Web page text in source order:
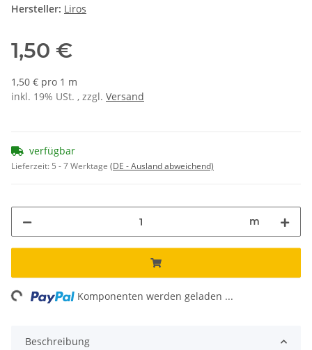
Hersteller: Liros
1,50 €
1,50 € pro 1 m
inkl. 19% USt. , zzgl. Versand
verfügbar
Lieferzeit: 5 - 7 Werktage (DE - Ausland abweichend)
m
Komponenten werden geladen ...
Beschreibung